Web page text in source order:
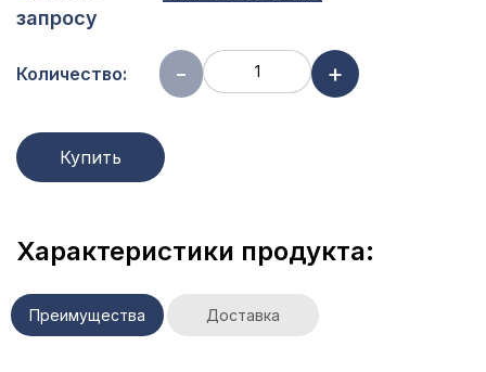
запросу
Количество: - +
Купить
Характеристики продукта:
Преимущества Доставка